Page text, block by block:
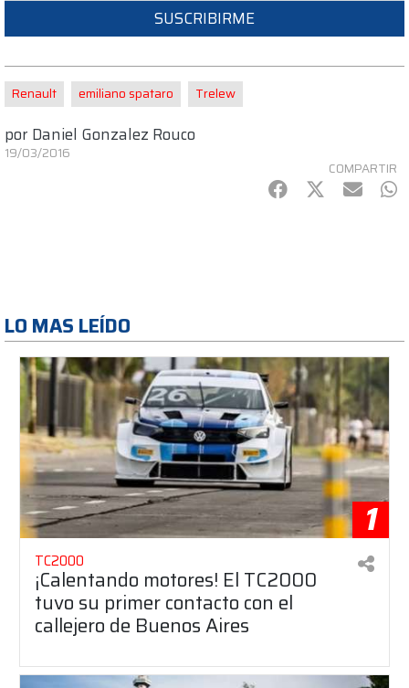
SUSCRIBIRME
Renault emiliano spataro Trelew
por Daniel Gonzalez Rouco
19/03/2016
COMPARTIR
Facebook
Twitter
mail
LO MAS LEÍDO
1
TC2000
¡Calentando motores! El TC2000
tuvo su primer contacto con el
callejero de Buenos Aires